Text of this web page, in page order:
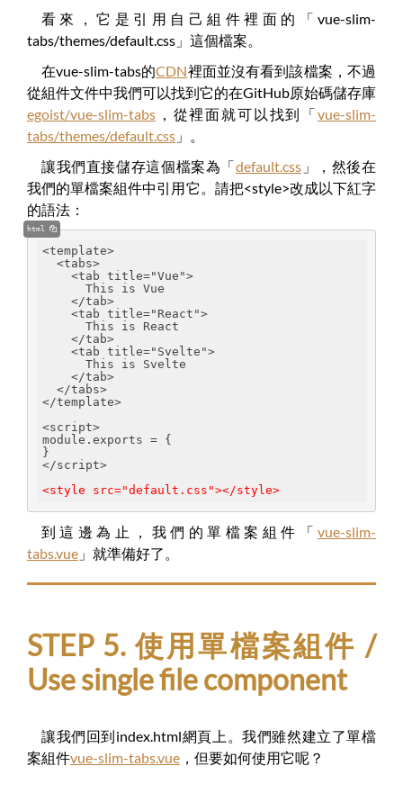
看來，它是引用自己組件裡面的「vue-slim-
tabs/themes/default.css」這個檔案。
在vue-slim-tabs的CDN裡面並沒有看到該檔案，不過
從組件文件中我們可以找到它的在GitHub原始碼儲存庫
egoist/vue-slim-tabs ，從裡面就可以找到「vue-slim-
tabs/themes/default.css 」。
讓我們直接儲存這個檔案為「default.css」，然後在
我們的單檔案組件中引用它。請把<style>改成以下紅字
的語法：
html
<template>
<tabs>
<tab title="Vue">
This is Vue
</tab>
<tab title="React">
This is React
</tab>
<tab title="Svelte">
This is Svelte
</tab>
</tabs>
</template>
<script>
module.exports = {
}
</script>
<style src="default.css"></style>
到這邊為止，我們的單檔案組件「 vue-slim-
tabs.vue 」就準備好了。
STEP 5. 使用單檔案組件 /
Use single file component
讓我們回到index.html網頁上。我們雖然建立了單檔
案組件vue-slim-tabs.vue ，但要如何使用它呢？